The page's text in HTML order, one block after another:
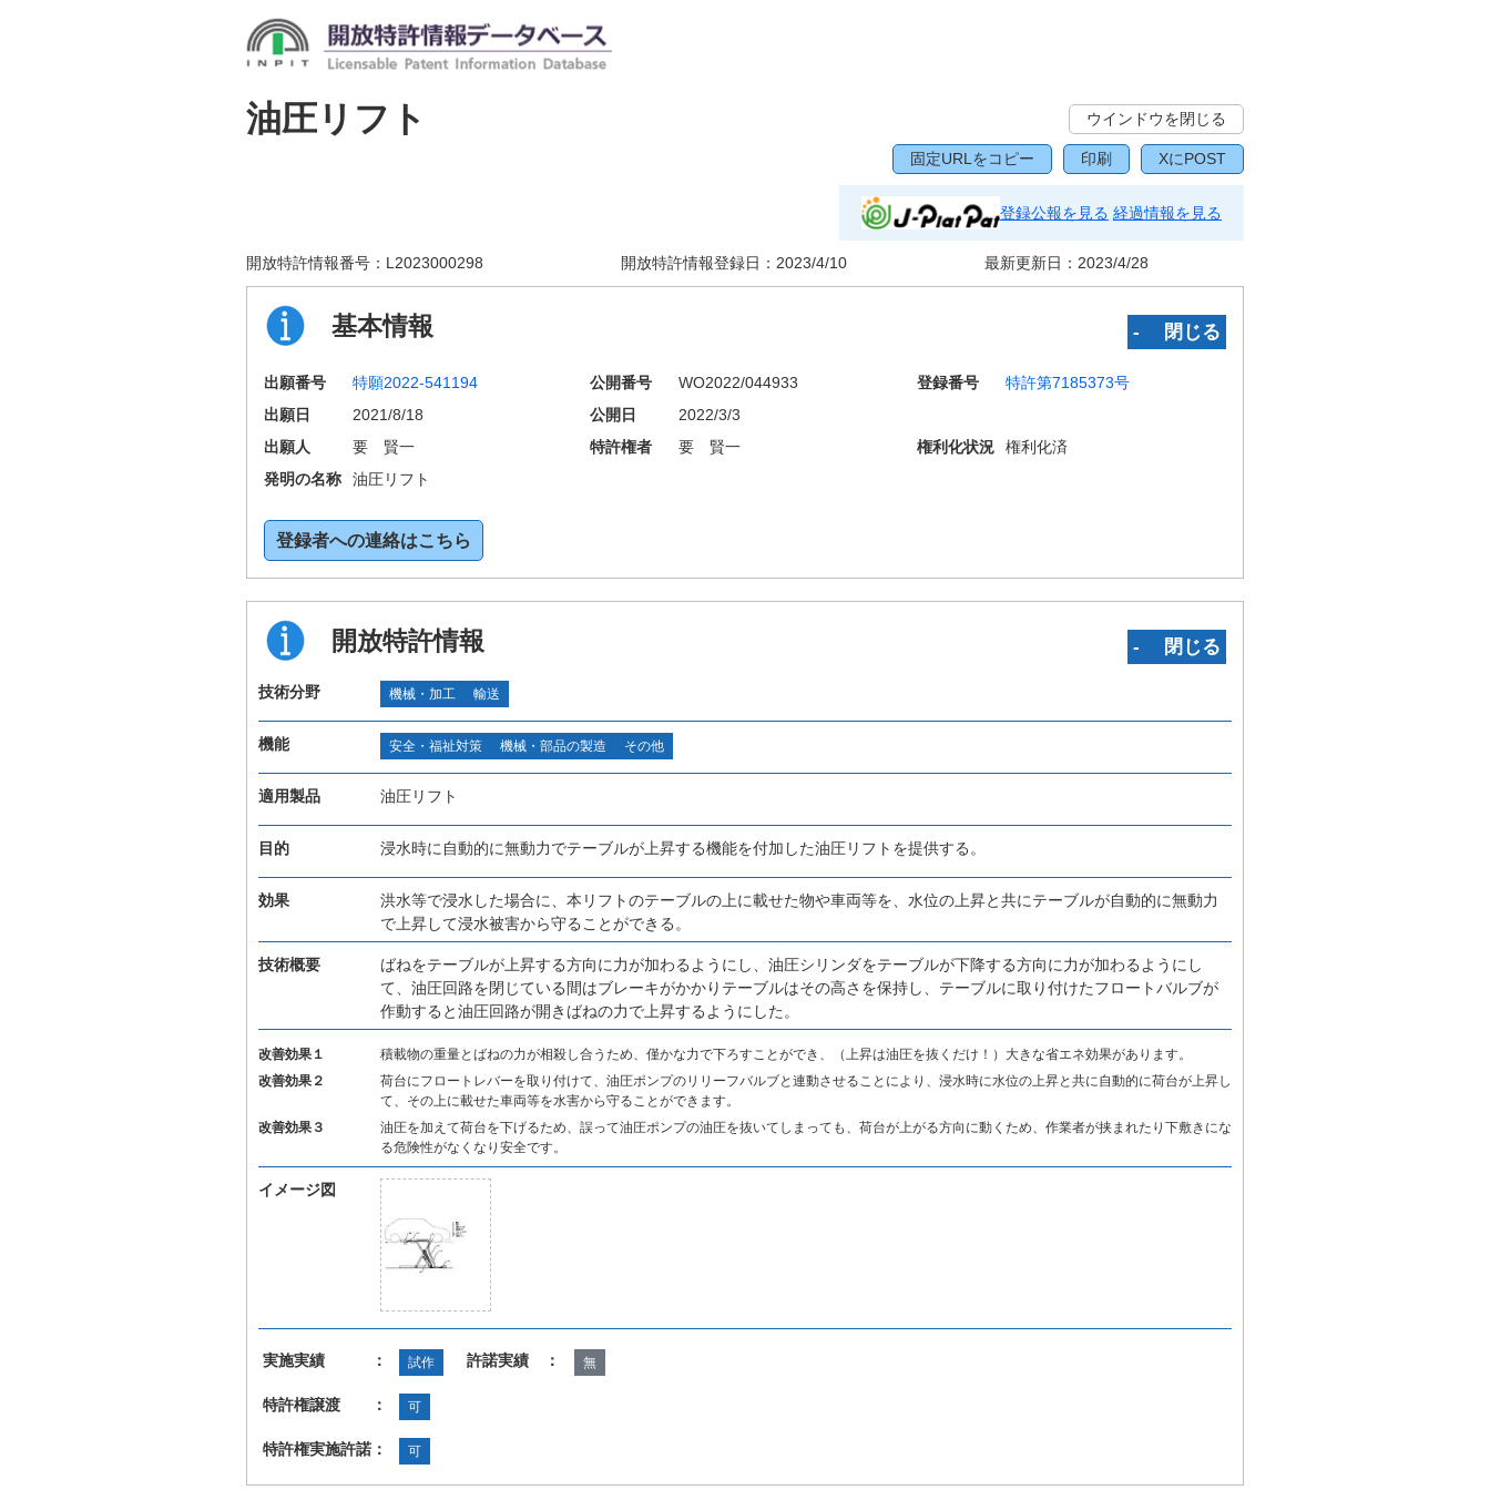
油圧リフト ウインドウを閉じる
固定URLをコピー 印刷 XにPOST
登録公報を見る 経過情報を見る
開放特許情報番号： L2023000298 開放特許情報登録日： 2023/4/10 最新更新日： 2023/4/28
基本情報 ‐ 閉じる
出願番号 特願2022-541194 公開番号 WO2022/044933 登録番号
特許第7185373号
出願日
2021/8/18 公開日
2022/3/3
出願人
要 賢一 特許権者 要 賢一 権利化状況
権利化済
発明の名称
油圧リフト
登録者への連絡はこちら
開放特許情報 ‐ 閉じる
技術分野 機械・加工 輸送
機能 安全・福祉対策 機械・部品の製造 その他
適用製品 油圧リフト
目的 浸水時に自動的に無動力でテーブルが上昇する機能を付加した油圧リフトを提供する。
効果
洪水等で浸水した場合に、本リフトのテーブルの上に載せた物や車両等を、水位の上昇と共にテーブルが自動的に無動力
で上昇して浸水被害から守ることができる。
技術概要
ばねをテーブルが上昇する方向に力が加わるようにし、油圧シリンダをテーブルが下降する方向に力が加わるようにし
て、油圧回路を閉じている間はブレーキがかかりテーブルはその高さを保持し、テーブルに取り付けたフロートバルブが
作動すると油圧回路が開きばねの力で上昇するようにした。
改善効果１
積載物の重量とばねの力が相殺し合うため、僅かな力で下ろすことができ、（上昇は油圧を抜くだけ！）大きな省エネ効果があります。
改善効果２
荷台にフロートレバーを取り付けて、油圧ポンプのリリーフバルブと連動させることにより、浸水時に水位の上昇と共に自動的に荷台が上昇し
て、その上に載せた車両等を水害から守ることができます。
改善効果３
油圧を加えて荷台を下げるため、誤って油圧ポンプの油圧を抜いてしまっても、荷台が上がる方向に動くため、作業者が挟まれたり下敷きにな
る危険性がなくなり安全です。
イメージ図
実施実績 ： 試作 許諾実績 ： 無
特許権譲渡 ： 可
特許権実施許諾： 可